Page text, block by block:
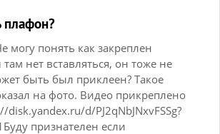
плафон?
могу понять как закреплен
нет вставляться, он тоже не
быть был приклеен? Такое
на фото. Видео прикреплено
disk.yandex.ru/d/PJ2qNbJNxvFSSg?
признателен если